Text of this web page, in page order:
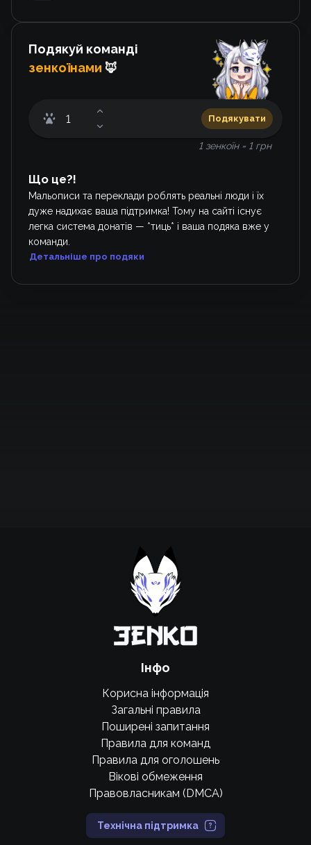
Подякуй команді
зенкоїнами 🦊
Подякувати
1 зенкоїн = 1 грн
Що це?!
Мальописи та переклади роблять реальні люди і їх
дуже надихає ваша підтримка! Тому на сайті існує
легка система донатів — *тиць* і ваша подяка вже у
команди.
Детальніше про подяки
крутих нововведень
Підтримати проєкт
Інфо
Корисна інформація
Загальні правила
Поширені запитання
Правила для команд
Правила для оголошень
Вікові обмеження
Правовласникам (DMCA)
Технічна підтримка